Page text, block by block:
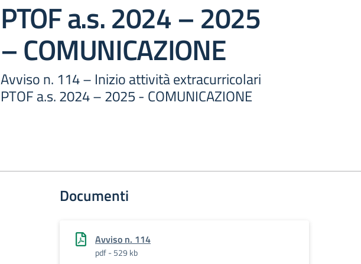
PTOF a.s. 2024 – 2025
– COMUNICAZIONE
Avviso n. 114 – Inizio attività extracurricolari
PTOF a.s. 2024 – 2025 - COMUNICAZIONE
Documenti
Avviso n. 114
pdf - 529 kb